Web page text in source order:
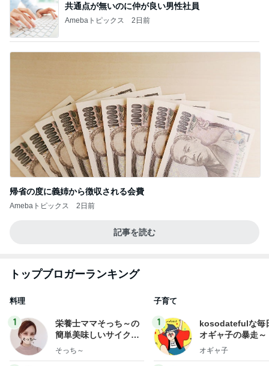
共通点が無いのに仲が良い男性社員
Amebaトピックス 2日前
帰省の度に義姉から徴収される会費
Amebaトピックス 2日前
記事を読む
トップブロガーランキング
料理
1
栄養士ママそっち～の
簡単美味しいサイクル
献立
そっち～
子育て
1
kosodatefulな毎
オギャ子の暴走～
オギャ子